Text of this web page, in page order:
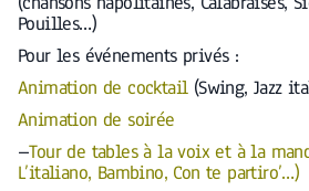
Pouilles…)
Pour les événements privés :
Animation de cocktail(Swing, Jazz
Animation de soirée
–Tour de tables à la voix et à la
L’italiano, Bambino, Con te partiro’…)